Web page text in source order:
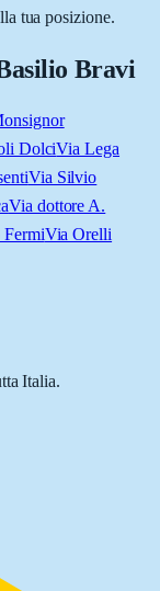
tua posizione.
Bravi
DolciVia Lega
Via Silvio
Via dottore A.
Via Orelli
Italia.